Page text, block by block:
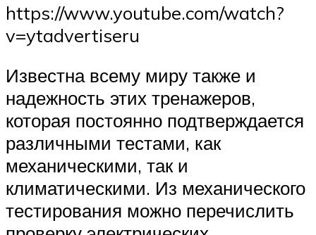
https://www.youtube.com/watch?
v=ytadvertiseru
Известна всему миру также и
надежность этих тренажеров,
которая постоянно подтверждается
различными тестами, как
механическими, так и
климатическими. Из механического
тестирования можно перечислить